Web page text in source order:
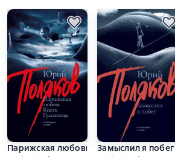
Парижская любовь Кости Гуманкова
Замыслил я побег